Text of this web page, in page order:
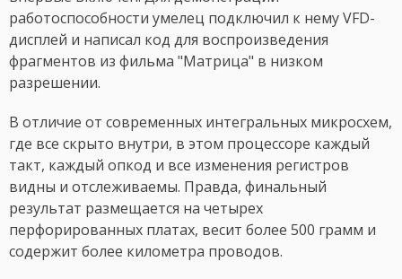
работоспособности умелец подключил к нему VFD-
дисплей и написал код для воспроизведения
фрагментов из фильма "Матрица" в низком
разрешении.
В отличие от современных интегральных микросхем,
где все скрыто внутри, в этом процессоре каждый
такт, каждый опкод и все изменения регистров
видны и отслеживаемы. Правда, финальный
результат размещается на четырех
перфорированных платах, весит более 500 грамм и
содержит более километра проводов.